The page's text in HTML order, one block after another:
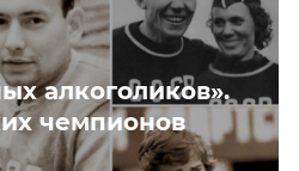
алкоголиков».
чемпионов